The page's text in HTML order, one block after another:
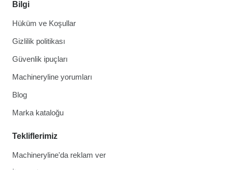
Bilgi
Hüküm ve Koşullar
Gizlilik politikası
Güvenlik ipuçları
Machineryline yorumları
Blog
Marka kataloğu
Tekliflerimiz
Machineryline'da reklam ver